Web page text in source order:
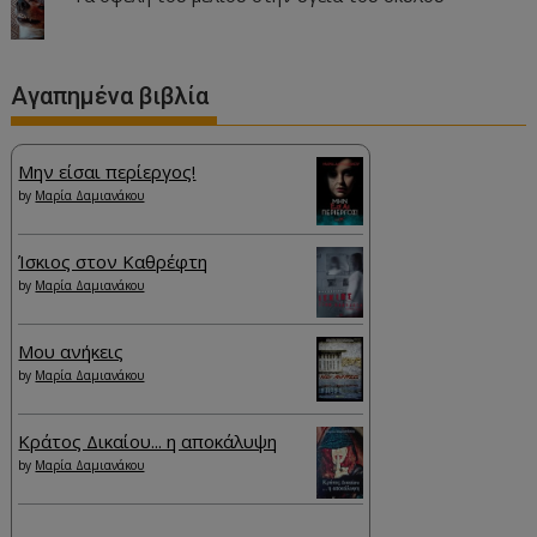
Αγαπημένα βιβλία
Μην είσαι περίεργος!
by Μαρία Δαμιανάκου
Ίσκιος στον Καθρέφτη
by Μαρία Δαμιανάκου
Μου ανήκεις
by Μαρία Δαμιανάκου
Κράτος Δικαίου... η αποκάλυψη
by Μαρία Δαμιανάκου